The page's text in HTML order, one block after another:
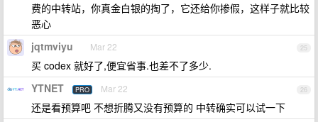
费的中转站，你真金白银的掏了，它还给你掺假，这样子就比较
恶心
25
jqtmviyu Mar 22
买 codex 就好了,便宜省事.也差不了多少.
26
YTNET PRO Mar 22
还是看预算吧 不想折腾又没有预算的 中转确实可以试一下